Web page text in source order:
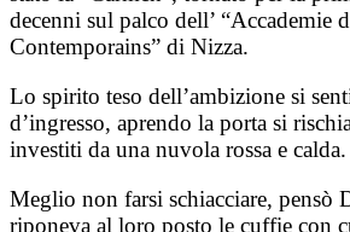
decenni sul palco dell’ “Accademie
Contemporains” di Nizza.
Lo spirito teso dell’ambizione si
d’ingresso, aprendo la porta si
investiti da una nuvola rossa e calda.
Meglio non farsi schiacciare, pensò
riponeva al loro posto le cuffie con